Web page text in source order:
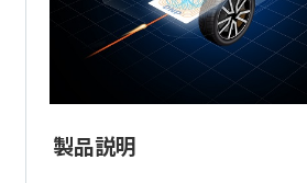
製品説明